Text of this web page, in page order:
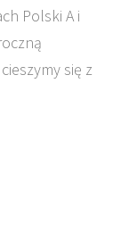
Polski A i
się z